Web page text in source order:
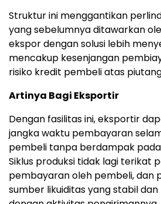
Struktur ini menggantikan
yang sebelumnya ditawarkan
ekspor dengan solusi lebih
mencakup kesenjangan
risiko kredit pembeli atas
Artinya Bagi Eksportir
Dengan fasilitas ini, eksportir
jangka waktu pembayaran
pembeli tanpa berdampak
Siklus produksi tidak lagi terikat
pembayaran oleh pembeli, dan
sumber likuiditas yang stabil